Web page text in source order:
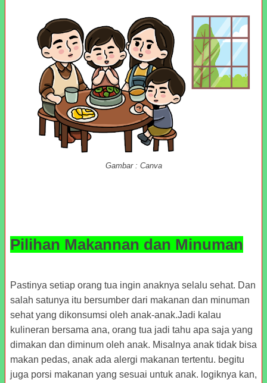
Gambar : Canva
Pilihan Makannan dan Minuman
Pastinya setiap orang tua ingin anaknya selalu sehat. Dan
salah satunya itu bersumber dari makanan dan minuman
sehat yang dikonsumsi oleh anak-anak.Jadi kalau
kulineran bersama ana, orang tua jadi tahu apa saja yang
dimakan dan diminum oleh anak. Misalnya anak tidak bisa
makan pedas, anak ada alergi makanan tertentu. begitu
juga porsi makanan yang sesuai untuk anak. logiknya kan,